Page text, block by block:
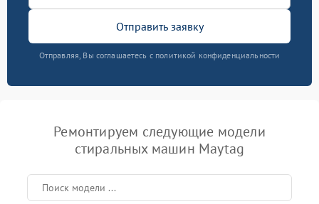
Отправить заявку
Отправляя, Вы соглашаетесь с политикой конфиденциальности
Ремонтируем следующие модели
стиральных машин Maytag